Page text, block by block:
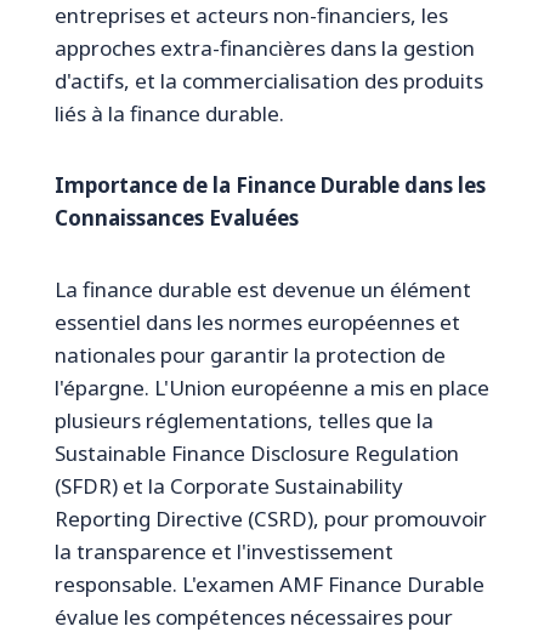
entreprises et acteurs non-financiers, les
approches extra-financières dans la gestion
d'actifs, et la commercialisation des produits
liés à la finance durable.
Importance de la Finance Durable dans les
Connaissances Evaluées
La finance durable est devenue un élément
essentiel dans les normes européennes et
nationales pour garantir la protection de
l'épargne. L'Union européenne a mis en place
plusieurs réglementations, telles que la
Sustainable Finance Disclosure Regulation
(SFDR) et la Corporate Sustainability
Reporting Directive (CSRD), pour promouvoir
la transparence et l'investissement
responsable. L'examen AMF Finance Durable
évalue les compétences nécessaires pour